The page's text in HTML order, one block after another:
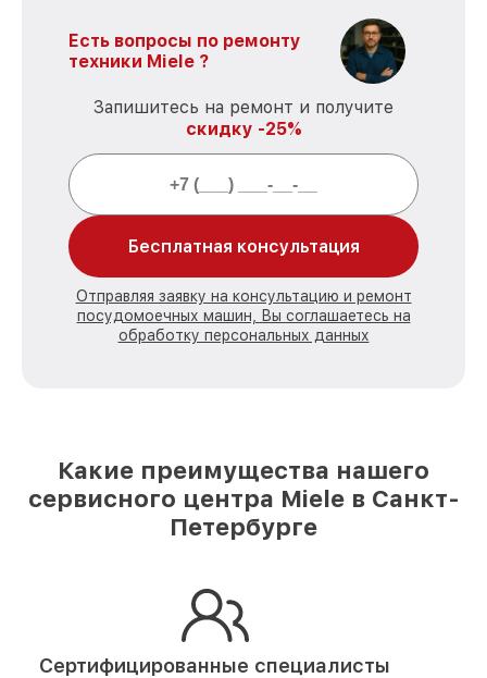
Есть вопросы по ремонту
техники Miele ?
Запишитесь на ремонт и получите
скидку -25%
Бесплатная консультация
Отправляя заявку на консультацию и ремонт
посудомоечных машин, Вы соглашаетесь на
обработку персональных данных
Какие преимущества нашего
сервисного центра Miele в Санкт-
Петербурге
Сертифицированные специалисты